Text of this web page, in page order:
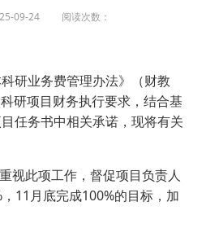
09-24 阅读次数：
研业务费管理办法》（财教
研项目财务执行要求，结合基
任务书中相关承诺，现将有关
视此项工作，督促项目负责人
11月底完成100%的目标，加